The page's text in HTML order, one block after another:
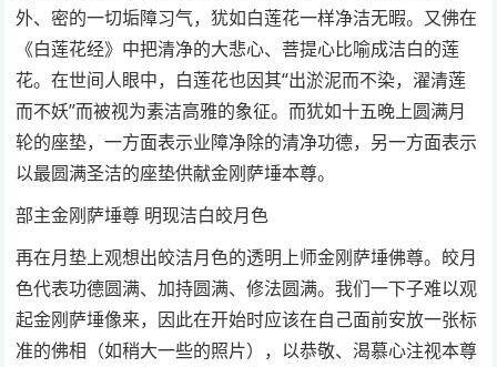
外、密的一切垢障习气，犹如白莲花一样净洁无暇。又佛在
《白莲花经》中把清净的大悲心、菩提心比喻成洁白的莲
花。在世间人眼中，白莲花也因其“出淤泥而不染，濯清莲
而不妖”而被视为素洁高雅的象征。而犹如十五晚上圆满月
轮的座垫，一方面表示业障净除的清净功德，另一方面表示
以最圆满圣洁的座垫供献金刚萨埵本尊。
部主金刚萨埵尊 明现洁白皎月色
再在月垫上观想出皎洁月色的透明上师金刚萨埵佛尊。皎月
色代表功德圆满、加持圆满、修法圆满。我们一下子难以观
起金刚萨埵像来，因此在开始时应该在自己面前安放一张标
准的佛相（如稍大一些的照片），以恭敬、渴慕心注视本尊